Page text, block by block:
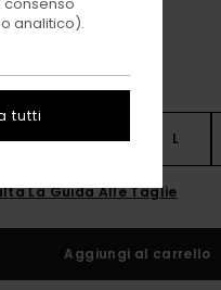
S M L
La Guida Alle Taglie
Aggiungi al carrello
analitico).
tutti